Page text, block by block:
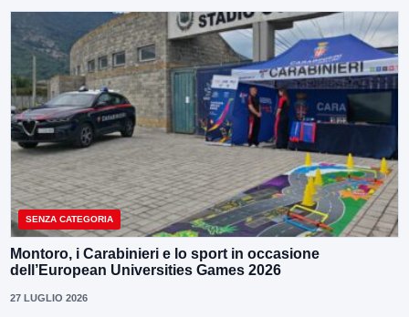
SENZA CATEGORIA
Montoro, i Carabinieri e lo sport in occasione
dell’European Universities Games 2026
27 LUGLIO 2026